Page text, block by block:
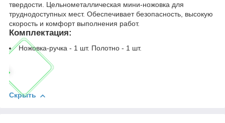
твердости. Цельнометаллическая мини-ножовка для
труднодоступных мест. Обеспечивает безопасность, высокую
скорость и комфорт выполнения работ.
Комплектация:
Ножовка-ручка - 1 шт. Полотно - 1 шт.
Скрыть